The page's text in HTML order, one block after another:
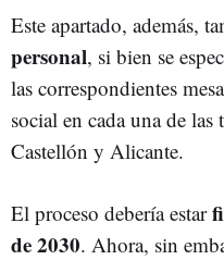
Este apartado, además,
personal, si bien se
las correspondientes
social en cada una de
Castellón y Alicante.
El proceso debería estar
de 2030. Ahora, sin